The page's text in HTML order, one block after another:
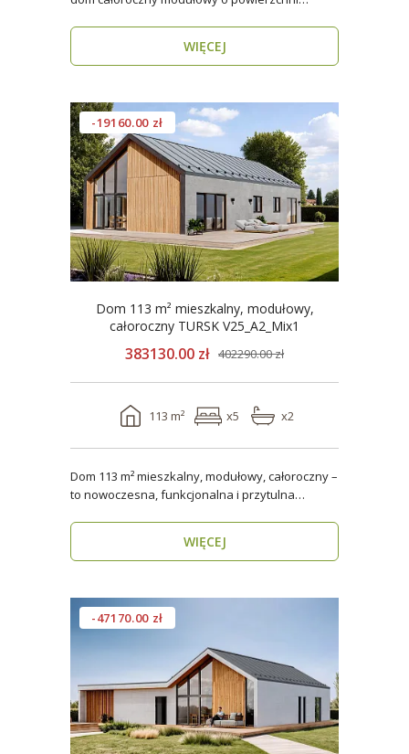
WIĘCEJ
-19160.00 zł
Dom 113 m² mieszkalny, modułowy,
całoroczny TURSK V25_A2_Mix1
383130.00 zł 402290.00 zł
113 m² x5 x2
Dom 113 m² mieszkalny, modułowy, całoroczny –
to nowoczesna, funkcjonalna i przytulna
WIĘCEJ
-47170.00 zł